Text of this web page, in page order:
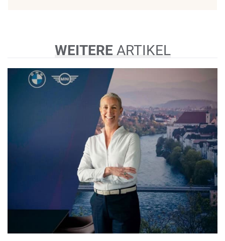
WEITEREARTIKEL